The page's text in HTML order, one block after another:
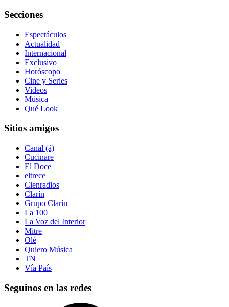
Secciones
Espectáculos
Actualidad
Internacional
Exclusivo
Horóscopo
Cine y Series
Videos
Música
Qué Look
Sitios amigos
Canal (á)
Cucinare
El Doce
eltrece
Cienradios
Clarín
Grupo Clarín
La 100
La Voz del Interior
Mitre
Olé
Quiero Música
TN
Vía País
Seguinos en las redes